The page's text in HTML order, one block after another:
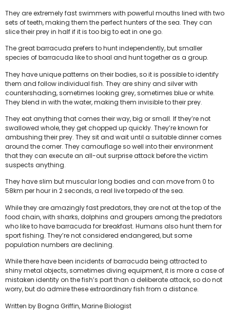
They are extremely fast swimmers with powerful mouths lined with two
sets of teeth, making them the perfect hunters of the sea. They can
slice their prey in half if it is too big to eat in one go.
The great barracuda prefers to hunt independently, but smaller
species of barracuda like to shoal and hunt together as a group.
They have unique patterns on their bodies, so it is possible to identify
them and follow individual fish. They are shiny and silver with
countershading, sometimes looking grey, sometimes blue or white.
They blend in with the water, making them invisible to their prey.
They eat anything that comes their way, big or small. If they’re not
swallowed whole, they get chopped up quickly. They’re known for
ambushing their prey. They sit and wait until a suitable dinner comes
around the corner. They camouflage so well into their environment
that they can execute an all-out surprise attack before the victim
suspects anything.
They have slim but muscular long bodies and can move from 0 to
58km per hour in 2 seconds, a real live torpedo of the sea.
While they are amazingly fast predators, they are not at the top of the
food chain, with sharks, dolphins and groupers among the predators
who like to have barracuda for breakfast. Humans also hunt them for
sport fishing. They’re not considered endangered, but some
population numbers are declining.
While there have been incidents of barracuda being attracted to
shiny metal objects, sometimes diving equipment, it is more a case of
mistaken identity on the fish’s part than a deliberate attack, so do not
worry, but do admire these extraordinary fish from a distance.
Written by Bogna Griffin, Marine Biologist